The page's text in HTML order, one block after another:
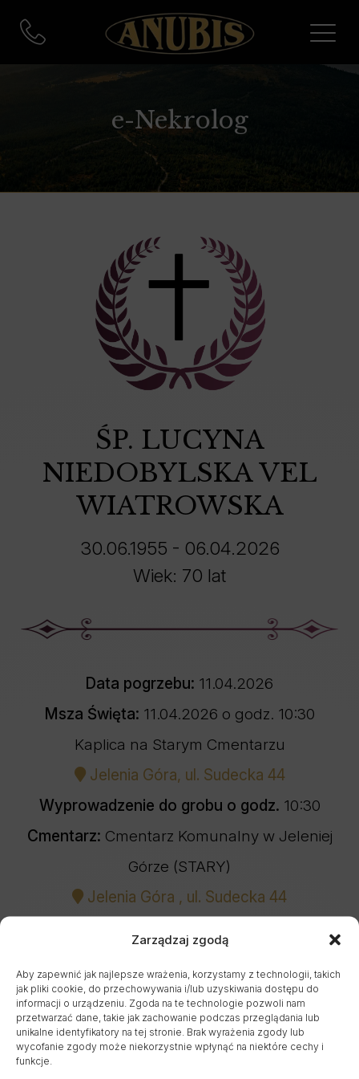
Zarządzaj zgodą
Aby zapewnić jak najlepsze wrażenia, korzystamy z technologii, takich
jak pliki cookie, do przechowywania i/lub uzyskiwania dostępu do
informacji o urządzeniu. Zgoda na te technologie pozwoli nam
przetwarzać dane, takie jak zachowanie podczas przeglądania lub
unikalne identyfikatory na tej stronie. Brak wyrażenia zgody lub
wycofanie zgody może niekorzystnie wpłynąć na niektóre cechy i
funkcje.
e-Nekrolog
ŚP. LUCYNA
NIEDOBYLSKA VEL
WIATROWSKA
30.06.1955 - 06.04.2026
Wiek: 70 lat
Data pogrzebu: 11.04.2026
Msza Święta: 11.04.2026 o godz. 10:30
Kaplica na Starym Cmentarzu
Jelenia Góra, ul. Sudecka 44
Wyprowadzenie do grobu o godz. 10:30
Cmentarz: Cmentarz Komunalny w Jeleniej
Górze (STARY)
Jelenia Góra , ul. Sudecka 44
✿ ZAMÓW KWIATY